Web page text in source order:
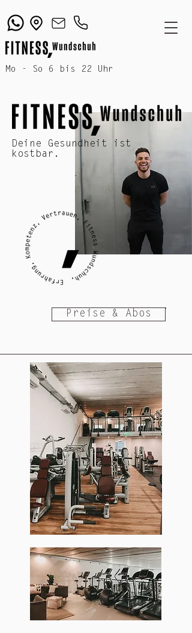
Mo - So 6 bis 22 Uhr
Deine Gesundheit ist
kostbar.
Preise & Abos